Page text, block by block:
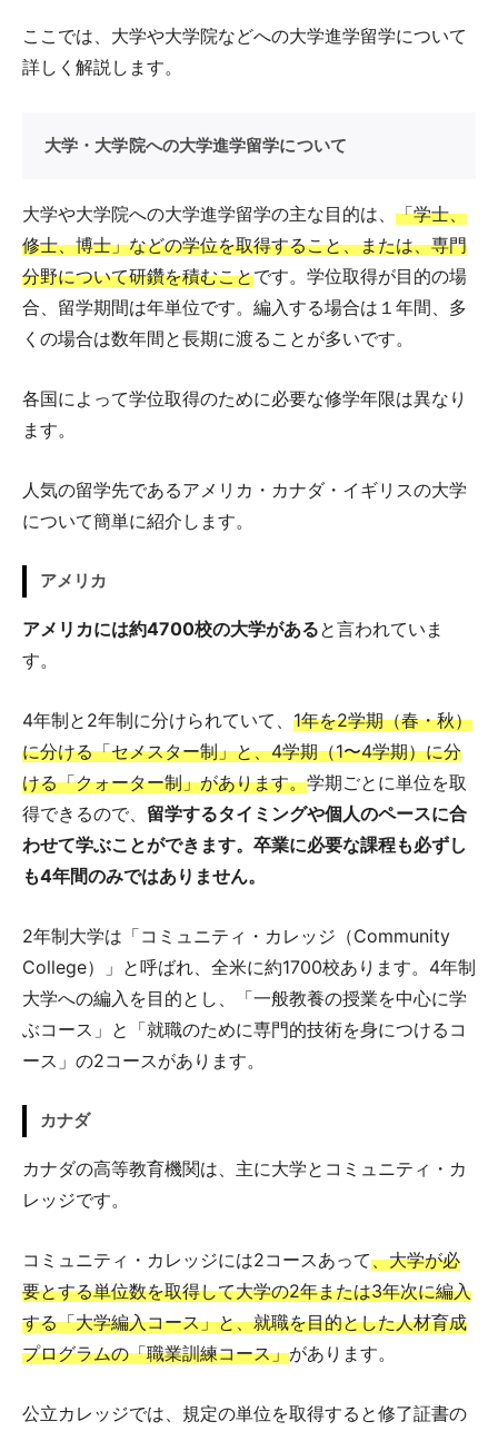
ここでは、大学や大学院などへの大学進学留学について
詳しく解説します。
大学・大学院への大学進学留学について
大学や大学院への大学進学留学の主な目的は、 「学士、
修士、博士」などの学位を取得すること、または、専門
分野について研鑽を積むことです。学位取得が目的の場
合、留学期間は年単位です。編入する場合は１年間、多
くの場合は数年間と長期に渡ることが多いです。
各国によって学位取得のために必要な修学年限は異なり
ます。
人気の留学先であるアメリカ・カナダ・イギリスの大学
について簡単に紹介します。
アメリカ
アメリカには約4700校の大学があると言われていま
す。
4年制と2年制に分けられていて、 1年を2学期（春・秋）
に分ける「セメスター制」と、4学期（1〜4学期）に分
ける「クォーター制」があります。学期ごとに単位を取
得できるので、 留学するタイミングや個人のペースに合
わせて学ぶことができます。卒業に必要な課程も必ずし
も4年間のみではありません。
2年制大学は「コミュニティ・カレッジ（Community
College）」と呼ばれ、全米に約1700校あります。4年制
大学への編入を目的とし、「一般教養の授業を中心に学
ぶコース」と「就職のために専門的技術を身につけるコ
ース」の2コースがあります。
カナダ
カナダの高等教育機関は、主に大学とコミュニティ・カ
レッジです。
コミュニティ・カレッジには2コースあって、大学が必
要とする単位数を取得して大学の2年または3年次に編入
する「大学編入コース」と、就職を目的とした人材育成
プログラムの「職業訓練コース」があります。
公立カレッジでは、規定の単位を取得すると修了証書の